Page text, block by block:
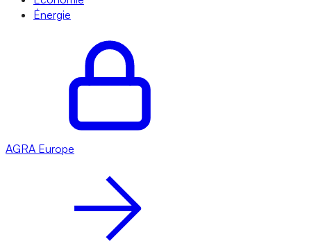
Énergie
AGRA Europe